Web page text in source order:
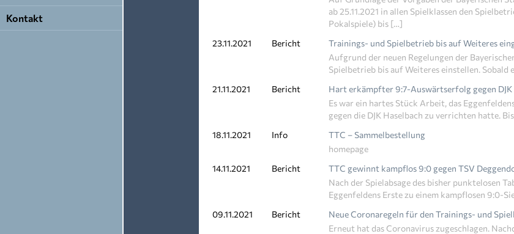
Kontakt
ab 25.11.2021 in allen Spielklassen den
Pokalspiele) bis […]
23.11.2021
Bericht
Trainings- und Spielbetrieb bis auf Weiteres
Aufgrund der neuen Regelungen der
Spielbetrieb bis auf Weiteres einstellen.
21.11.2021
Bericht
Hart erkämpfter 9:7-Auswärtserfolg gegen DJK
Es war ein hartes Stück Arbeit, das
gegen die DJK Haselbach zu verrichten hatte.
18.11.2021
Info
TTC – Sammelbestellung
homepage
14.11.2021
Bericht
TTC gewinnt kampflos 9:0 gegen TSV
Nach der Spielabsage des bisher punktelosen
Eggenfeldens Erste zu einem kampflosen 9:0-
09.11.2021
Bericht
Neue Coronaregeln für den Trainings- und
Erneut hat das Coronavirus zugeschlagen.